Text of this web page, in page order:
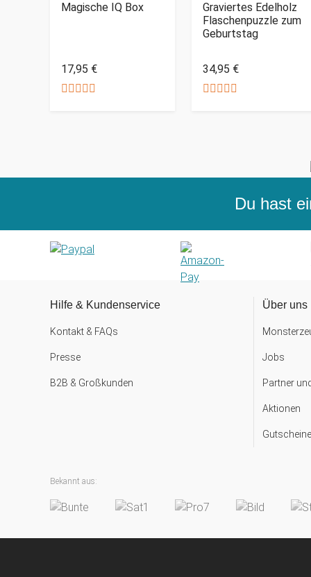
Magische IQ Box
17,95 €
Graviertes Edelholz
Flaschenpuzzle zum
Geburtstag
34,95 €
Du hast
Hilfe & Kundenservice
Kontakt & FAQs
Presse
B2B & Großkunden
Über uns
Jobs
Partner
Aktionen
Bekannt aus: